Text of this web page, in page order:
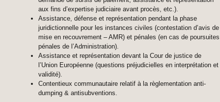
aux fins d’expertise judiciaire avant procès, etc.).
Assistance, défense et représentation pendant la phase
juridictionnelle pour les instances civiles (contestation d’avis de
mise en recouvrement – AMR) et pénales (en cas de poursuites
pénales de l’Administration).
Assistance et représentation devant la Cour de justice de
l’Union Européenne (questions préjudicielles en interprétation et
validité).
Contentieux communautaire relatif à la règlementation anti-
dumping & antisubventions.